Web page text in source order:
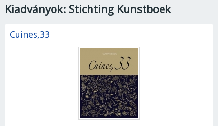
Kiadványok: Stichting Kunstboek
Cuines,33